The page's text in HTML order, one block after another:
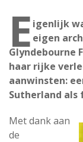
E igenlijk
eigen
Glyndebourne
haar rijke
aanwinsten:
Sutherland als
Met dank aan
de